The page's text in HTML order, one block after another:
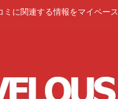
ミに関連する情報をマイペー